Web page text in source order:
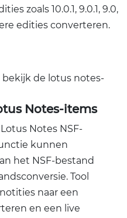
zoals 10.0.1, 9.0.1, 9.0,
edities converteren.
Notes-items
Notes NSF-
kunnen
het NSF-bestand
Tool
naar een
en een live